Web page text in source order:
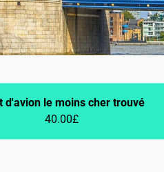
d'avion le moins cher trouvé
40.00£